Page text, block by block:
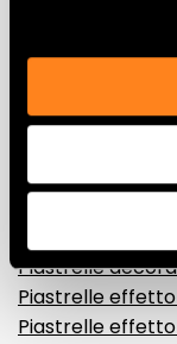
Effetti
Gres
Gres
Gres
Piastrelle
Piastrelle
Piastrelle